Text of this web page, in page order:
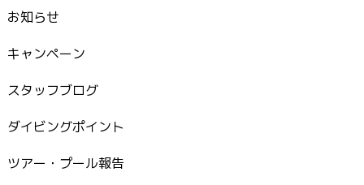
お知らせ
キャンペーン
スタッフブログ
ダイビングポイント
ツアー・プール報告